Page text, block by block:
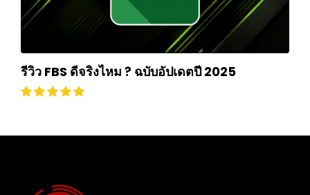
รีวิว FBS ดีจริงไหม ? ฉบับอัปเดตปี 2025